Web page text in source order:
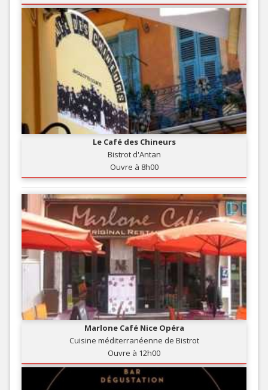
Le Café des Chineurs
Bistrot d'Antan
Ouvre à 8h00
Marlone Café Nice Opéra
Cuisine méditerranéenne de Bistrot
Ouvre à 12h00